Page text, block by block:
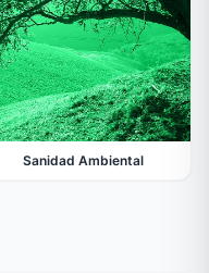
Sanidad Ambiental